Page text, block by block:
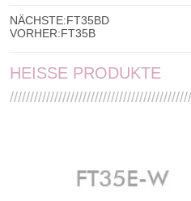
NÄCHSTE:FT35BD
VORHER:FT35B
HEISSE PRODUKTE